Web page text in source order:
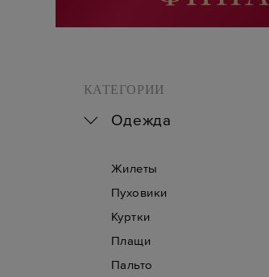
КАТЕГОРИИ
Одежда
Жилеты
Пуховики
Куртки
Плащи
Пальто